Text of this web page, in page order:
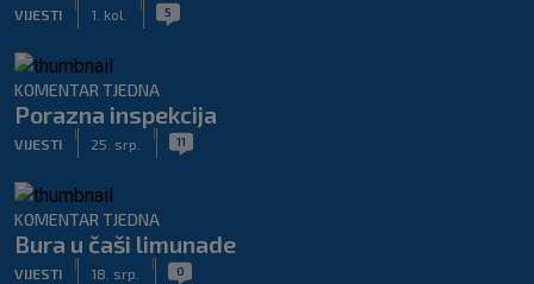
VIJESTI 1. kol. 5
KOMENTAR TJEDNA
Porazna inspekcija
VIJESTI 25. srp. 11
KOMENTAR TJEDNA
Bura u čaši limunade
VIJESTI 18. srp. 0